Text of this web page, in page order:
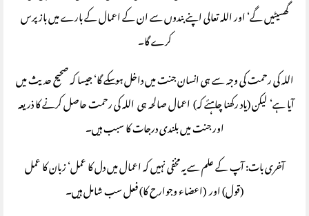
گھسیٹیں گے‘ اور اللہ تعالی اپنے بندوں سے ان کے اعمال کے بارے میں باز پرس
کرے گا۔
اللہ کی رحمت کی وجہ سے ہی انسان جنت میں داخل ہوسکے گا‘ جیسا کہ صحیح حدیث میں
آیا ہے‘ لیکن (یاد رکھنا چاہئے کہ) اعمال صالحہ ہی اللہ کی رحمت حاصل کرنے کا ذریعہ
اور جنت میں بلندی درجات کا سبب ہیں۔
آخری بات: آپ کے علم سے یہ مخفی نہیں کہ اعمال میں دل کا عمل‘ زبان کا عمل
(قول) اور (اعضاء وجوارح کا) فعل سب شامل ہیں۔